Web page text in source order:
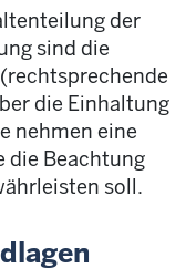
der
sind die
die Einhaltung
nehmen eine
die Beachtung
soll.